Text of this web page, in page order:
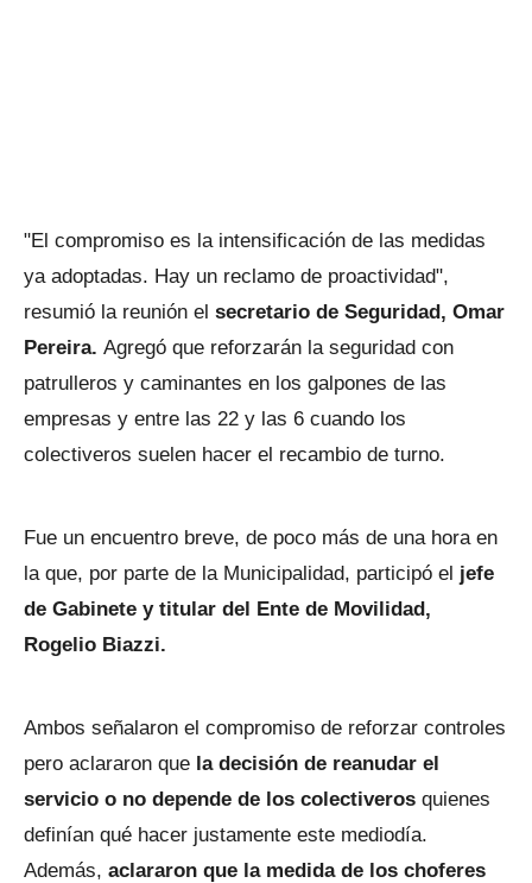
"El compromiso es la intensificación de las medidas
ya adoptadas. Hay un reclamo de proactividad",
resumió la reunión el secretario de Seguridad, Omar
Pereira. Agregó que reforzarán la seguridad con
patrulleros y caminantes en los galpones de las
empresas y entre las 22 y las 6 cuando los
colectiveros suelen hacer el recambio de turno.
Fue un encuentro breve, de poco más de una hora en
la que, por parte de la Municipalidad, participó el jefe
de Gabinete y titular del Ente de Movilidad,
Rogelio Biazzi.
Ambos señalaron el compromiso de reforzar controles
pero aclararon que la decisión de reanudar el
servicio o no depende de los colectiveros quienes
definían qué hacer justamente este mediodía.
Además, aclararon que la medida de los choferes